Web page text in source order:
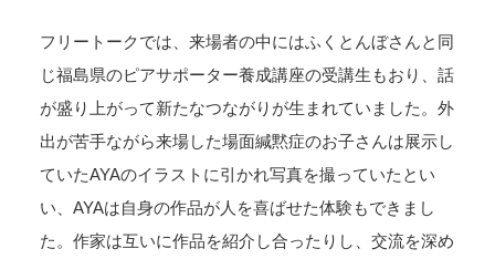
フリートークでは、来場者の中にはふくとんぼさんと同
じ福島県のピアサポーター養成講座の受講生もおり、話
が盛り上がって新たなつながりが生まれていました。外
出が苦手ながら来場した場面緘黙症のお子さんは展示し
ていたAYAのイラストに引かれ写真を撮っていたとい
い、AYAは自身の作品が人を喜ばせた体験もできまし
た。作家は互いに作品を紹介し合ったりし、交流を深め